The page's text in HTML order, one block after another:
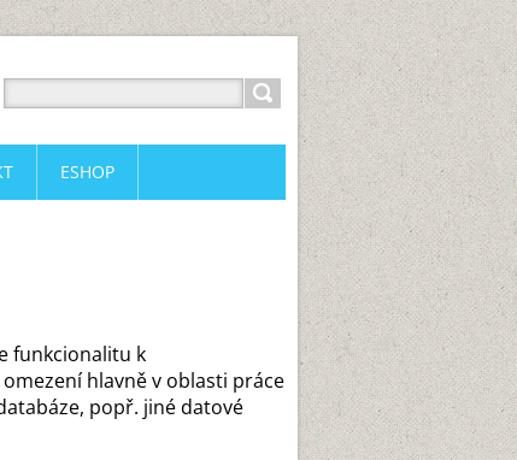
funkcionalitu k
hlavně v oblasti práce
popř. jiné datové
ESHOP